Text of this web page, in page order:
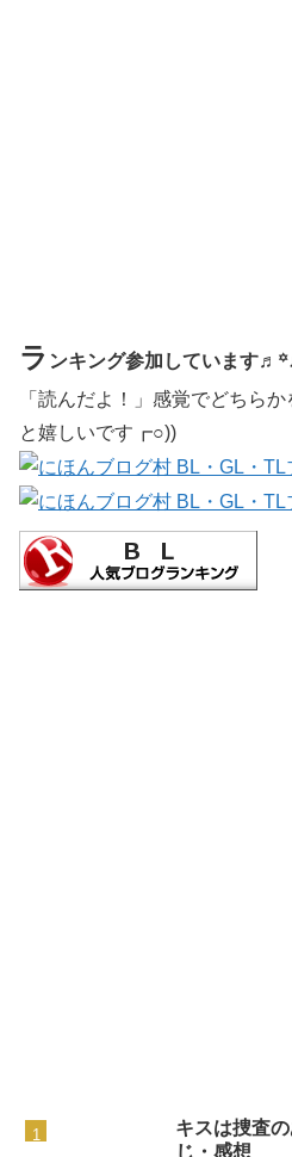
ラ ンキング参加しています
「読んだよ！」感覚でどちら
と嬉しいです┏○))
キスは捜査
じ・感想